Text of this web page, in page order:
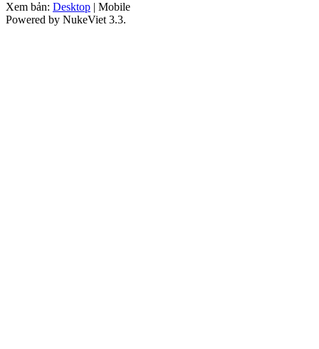
Xem bản: Desktop | Mobile
Powered by NukeViet 3.3.